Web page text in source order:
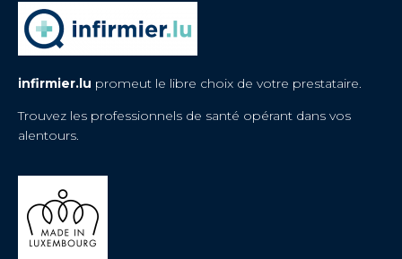
infirmier.lu promeut le libre choix de votre prestataire.
Trouvez les professionnels de santé opérant dans vos
alentours.